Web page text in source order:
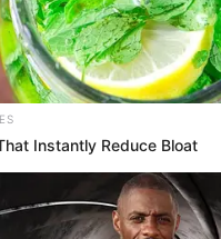
That Were
— Find Out
Instantly Reduce Bloat